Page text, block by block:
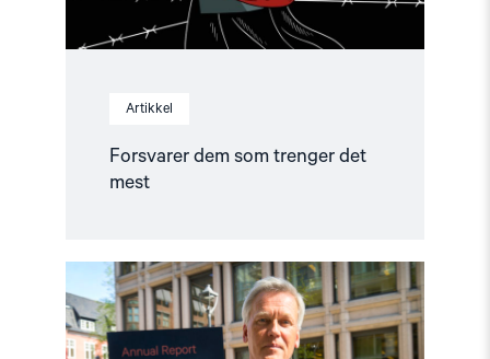
Artikkel
Forsvarer dem som trenger det
mest
Read
article
"Årsrapport:
Slik
står